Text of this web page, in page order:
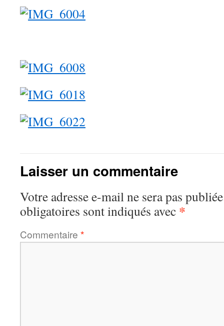
Laisser un commentaire
Votre adresse e-mail ne sera pas
obligatoires sont indiqués avec *
Commentaire *